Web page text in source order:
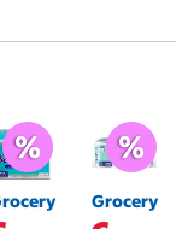
Grocery